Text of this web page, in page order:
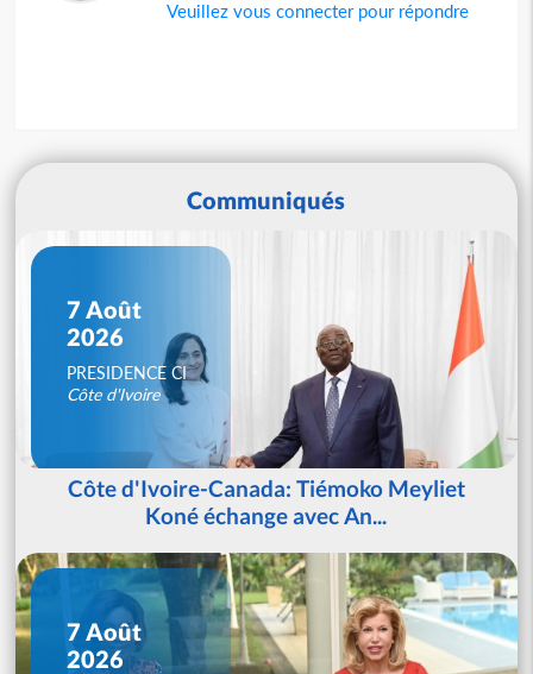
Veuillez vous connecter pour répondre
Communiqués
7 Août
2026
PRESIDENCE CI
Côte d'Ivoire
Côte d'Ivoire-Canada: Tiémoko Meyliet
Koné échange avec An...
7 Août
2026